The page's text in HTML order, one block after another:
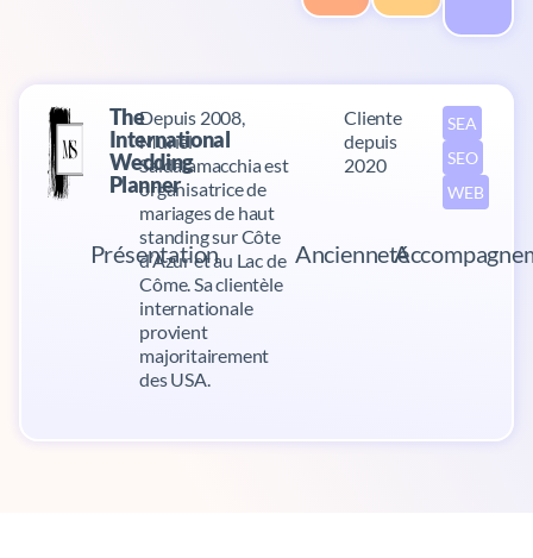
The
International
Wedding
Planner
Présentation
Depuis 2008,
Muriel
Saldalamacchia est
organisatrice de
mariages de haut
standing sur Côte
d’Azur et au Lac de
Côme. Sa clientèle
internationale
provient
majoritairement
des USA.
Ancienneté
Cliente
depuis
2020
SEA
SEO
WEB